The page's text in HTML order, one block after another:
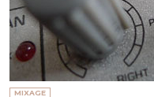
MIXAGE